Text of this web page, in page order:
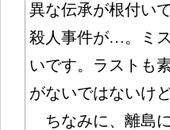
異な伝承が根付い
殺人事件が…。ミ
いです。ラストも
がないではないけ
ちなみに、離島